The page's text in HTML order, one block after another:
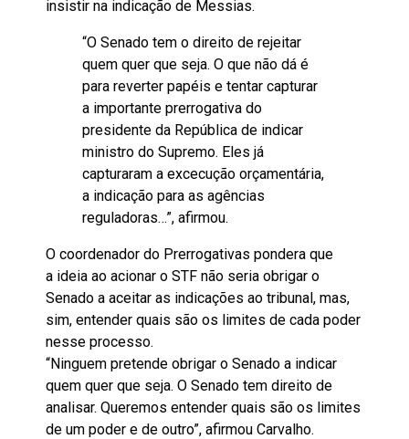
insistir na indicação de Messias.
“O Senado tem o direito de rejeitar
quem quer que seja. O que não dá é
para reverter papéis e tentar capturar
a importante prerrogativa do
presidente da República de indicar
ministro do Supremo. Eles já
capturaram a excecução orçamentária,
a indicação para as agências
reguladoras…”, afirmou.
O coordenador do Prerrogativas pondera que
a ideia ao acionar o STF não seria obrigar o
Senado a aceitar as indicações ao tribunal, mas,
sim, entender quais são os limites de cada poder
nesse processo.
“Ninguem pretende obrigar o Senado a indicar
quem quer que seja. O Senado tem direito de
analisar. Queremos entender quais são os limites
de um poder e de outro”, afirmou Carvalho.